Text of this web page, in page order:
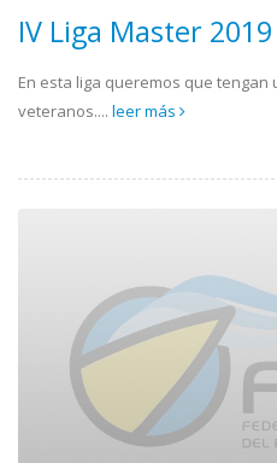
IV Liga Master 2019
En esta liga queremos que
veteranos.... leer más